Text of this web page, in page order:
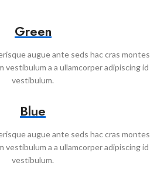
Green
augue ante seds hac cras montes
vestibulum a a ullamcorper adipiscing id
vestibulum.
Blue
augue ante seds hac cras montes
vestibulum a a ullamcorper adipiscing id
vestibulum.